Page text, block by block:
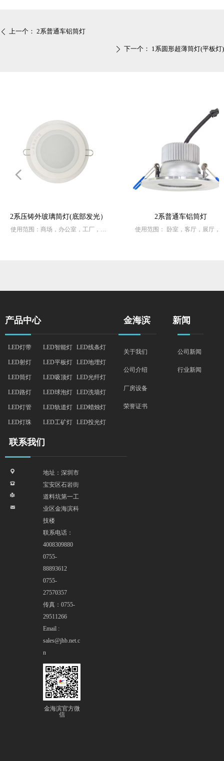
筒灯(底部发光）
，办公室，工厂，医
玻璃片采用进口钢化
易裂；光学级亚克
质地细密，漫射效
高灯具的用光效率
2系普通车铝筒灯
使用范围： 卧室，客厅，展厅，商
热，防水耐腐蚀，凸显格调白色面
使用
和，
넳 넲
ꄴ 上一个： 2系普通车铝筒灯
ꄲ 下一个： 1系圆形超薄筒灯(平板灯)
LED灯带
LED射灯
LED筒灯
LED路灯
LED灯管
LED灯珠
LED线条灯
LED地埋灯
LED光纤灯
LED洗墙灯
LED蜡烛灯
LED投光灯
LED智能灯
LED平板灯
LED吸顶灯
LED球泡灯
LED轨道灯
LED工矿灯
产品中心 金海滨
关于我们
公司介绍
厂房设备
荣誉证书
新闻
公司新闻
行业新闻
联系我们
地址：深圳市
宝安区石岩街
道料坑第一工
业区金海滨科
技楼
联系电话：
4008309880
0755-
88893612
0755-
27570357
传真：0755-
29511266
Email :
sales@jhb.net.c
n
끇
뀰
넔
낂
金海滨官方微
信